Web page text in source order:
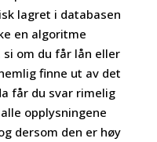
lagret i databasen
en algoritme
om du får lån eller
finne ut av det
får du svar rimelig
opplysningene
dersom den er høy